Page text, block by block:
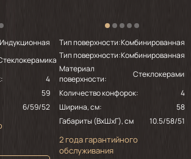
Индукционная
4
59
6/59/52
Тип поверхности:Комбинированная
Тип поверхности:Комбинированная
Материал
поверхности:
Количество конфорок:
4
Ширина, см:
58
Габариты (ВхШхГ), см
10.5/58/51
2 года гарантийного
обслуживания